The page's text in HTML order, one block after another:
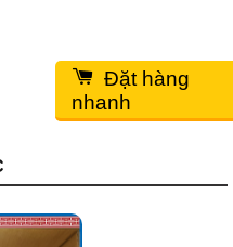
Đặt hàng
nhanh